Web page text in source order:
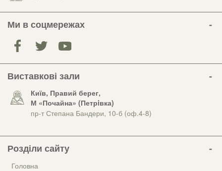
Ми в соцмережах
Виставкові зали
Київ, Правий берег,
М «Почайна» (Петрiвка)
пр-т Степана Бандери, 10-б (оф.4-8)
Розділи сайту
Головна